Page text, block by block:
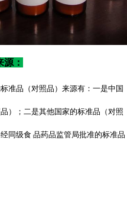
：
准品（对照品）来源有：一是中国
）；二是其他国家的标准品（对照
同级食 品药品监管局批准的标准品